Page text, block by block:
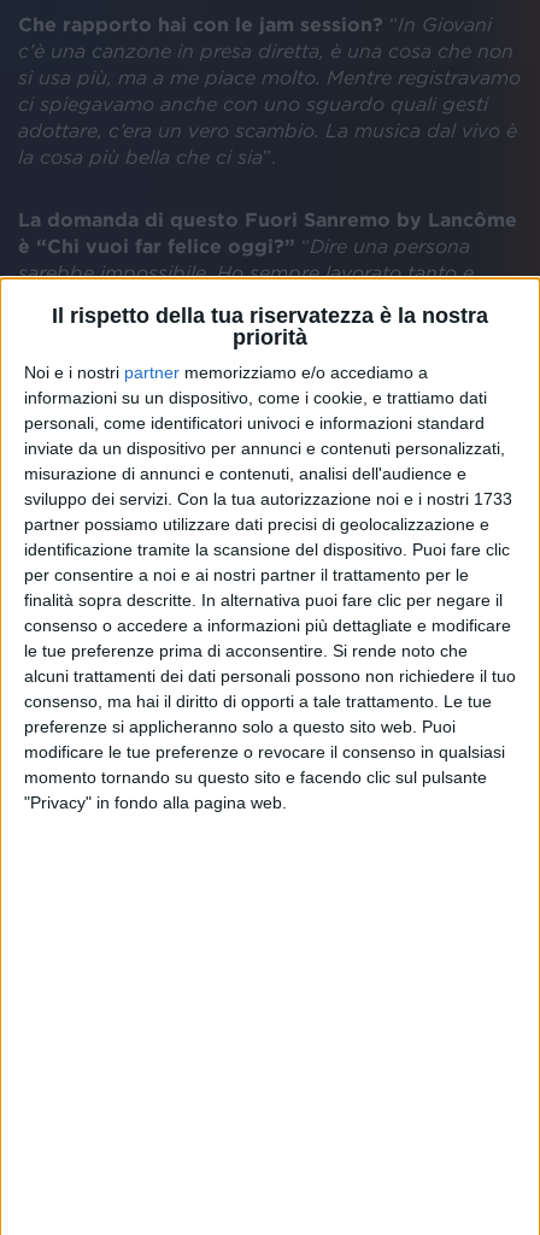
Il rispetto della tua riservatezza è la nostra
priorità
Noi e i nostri partner memorizziamo e/o accediamo a
informazioni su un dispositivo, come i cookie, e trattiamo dati
personali, come identificatori univoci e informazioni standard
inviate da un dispositivo per annunci e contenuti personalizzati,
misurazione di annunci e contenuti, analisi dell'audience e
sviluppo dei servizi. Con la tua autorizzazione noi e i nostri 1733
partner possiamo utilizzare dati precisi di geolocalizzazione e
identificazione tramite la scansione del dispositivo. Puoi fare clic
per consentire a noi e ai nostri partner il trattamento per le
finalità sopra descritte. In alternativa puoi fare clic per negare il
consenso o accedere a informazioni più dettagliate e modificare
le tue preferenze prima di acconsentire. Si rende noto che
alcuni trattamenti dei dati personali possono non richiedere il tuo
consenso, ma hai il diritto di opporti a tale trattamento. Le tue
preferenze si applicheranno solo a questo sito web. Puoi
modificare le tue preferenze o revocare il consenso in qualsiasi
momento tornando su questo sito e facendo clic sul pulsante
"Privacy" in fondo alla pagina web.
Che rapporto hai con le jam session? “In Giovani
c’è una canzone in presa diretta, è una cosa che non
si usa più, ma a me piace molto. Mentre registravamo
ci spiegavamo anche con uno sguardo quali gesti
adottare, c’era un vero scambio. La musica dal vivo è
la cosa più bella che ci sia”.
La domanda di questo Fuori Sanremo by Lancôme
è “Chi vuoi far felice oggi?” “Dire una persona
sarebbe impossibile. Ho sempre lavorato tanto e
ho tanto da imparare. In primis voglio star bene con
me stesso e lasciare qualcosa per gli altri. Quando
ero tra i Giovani a Sanremo ero qui da solo, insieme
al mio amico Lorenzo, ed ero in balìa di tutto. Oggi
sono con un team che mi sostiene”.
Hai una capacità teatrale altissima, anche sul palco
dell’Ariston, quando canti La ragazza col cuore di
latta, sembra quasi tu vada in trance…“ E’ vero, la
cosa più bella è rivivere il momento in cui hai scritto
o hai vissuto una canzone. E’ difficile ma quando
avviene è una rivelazione”.